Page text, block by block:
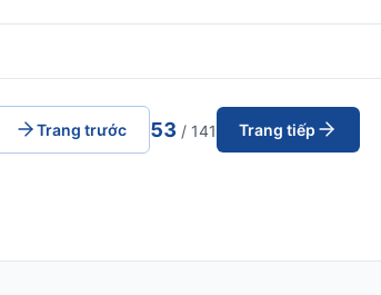
Trang trước 53 / 141 Trang tiếp